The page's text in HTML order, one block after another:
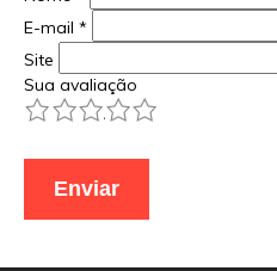
E-mail *
Site
Sua avaliação
5
4
3
2